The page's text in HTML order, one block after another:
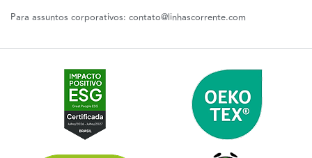
Para assuntos corporativos: contato@linhascorrente.com